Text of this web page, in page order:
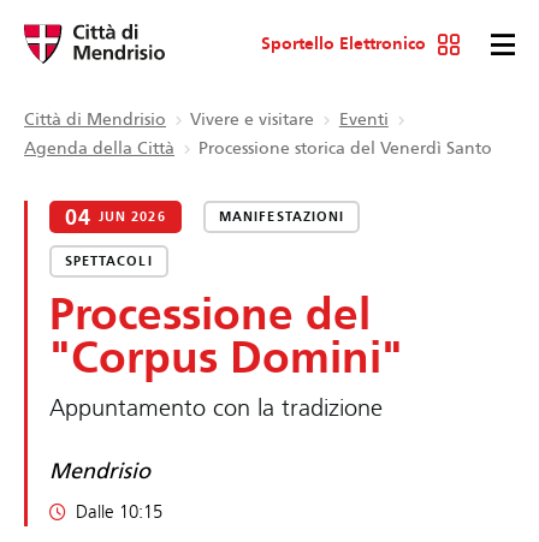
Sportello Elettronico
Città di Mendrisio Vivere e visitare
Eventi
Agenda della Città
Processione storica del Venerdì Santo
04 JUN 2026 MANIFESTAZIONI
SPETTACOLI
Processione del
"Corpus Domini"
Appuntamento con la tradizione
Mendrisio
Dalle 10:15